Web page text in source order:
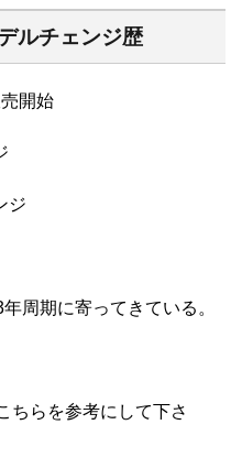
ルチェンジ歴
開始
ジ
周期に寄ってきている。
ちらを参考にして下さ